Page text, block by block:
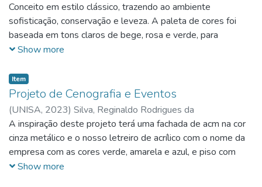
Conceito em estilo clássico, trazendo ao ambiente
sofisticação, conservação e leveza. A paleta de cores foi
baseada em tons claros de bege, rosa e verde, para
transmitir aconchego, confiança e tranquilidade
Show more
Item
Projeto de Cenografia e Eventos
(UNISA, 2023) Silva, Reginaldo Rodrigues da
A inspiração deste projeto terá uma fachada de acm na cor
cinza metálico e o nosso letreiro de acrílico com o nome da
empresa com as cores verde, amarela e azul, e piso com
duas cores de piso vinílico, a mesa e expositor adesivar com
Show more